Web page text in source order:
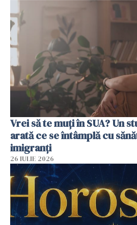
Vrei să te muți în SUA? Un
arată ce se întâmplă cu
imigranți
26 IULIE 2026